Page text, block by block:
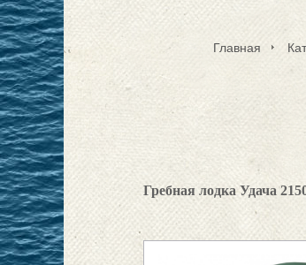
Главная
Гребная лодка Удача